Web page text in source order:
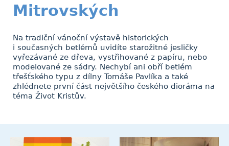
Mitrovských
Na tradiční vánoční výstavě historických
i současných betlémů uvidíte starožitné jesličky
vyřezávané ze dřeva, vystřihované z papíru, nebo
modelované ze sádry. Nechybí ani obří betlém
třešťského typu z dílny Tomáše Pavlíka a také
zhlédnete první část největšího českého dioráma na
téma Život Kristův.